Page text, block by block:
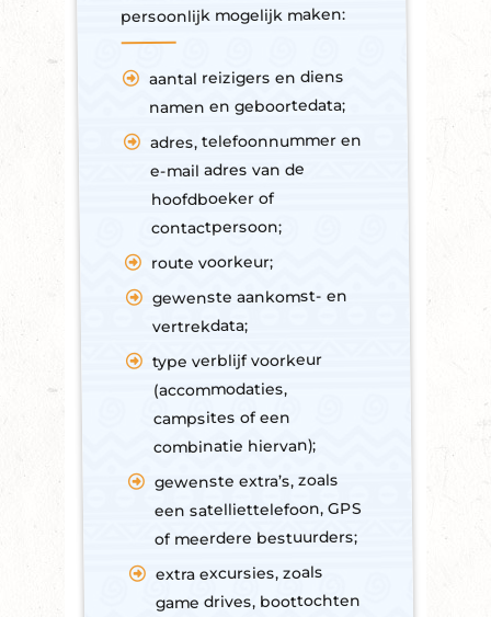
persoonlijk mogelijk maken:
aantal reizigers en diens
namen en geboortedata;
adres, telefoonnummer en
e-mail adres van de
hoofdboeker of
contactpersoon;
route voorkeur;
gewenste aankomst- en
vertrekdata;
type verblijf voorkeur
(accommodaties,
campsites of een
combinatie hiervan);
gewenste extra’s, zoals
een satelliettelefoon, GPS
of meerdere bestuurders;
extra excursies, zoals
game drives, boottochten